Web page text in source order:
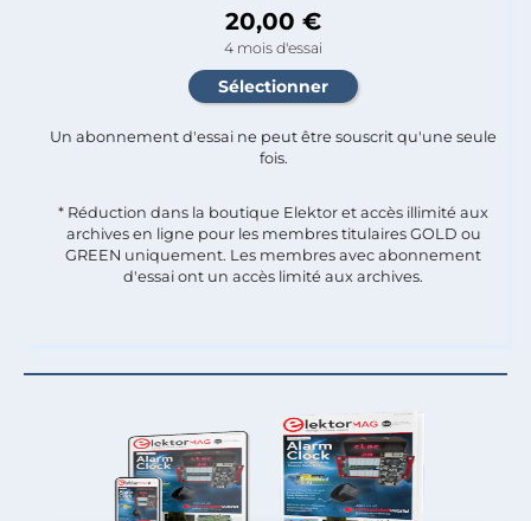
20,00 €
4 mois d'essai
Un abonnement d'essai ne peut être souscrit qu'une seule
fois.​
* Réduction dans la boutique Elektor et accès illimité aux
archives en ligne pour les membres titulaires GOLD ou
GREEN uniquement. Les membres avec abonnement
d'essai ont un accès limité aux archives.